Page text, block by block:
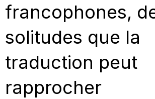
francophones,
solitudes que la
traduction peut
rapprocher